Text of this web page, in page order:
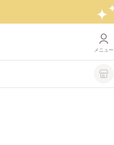
メニュー